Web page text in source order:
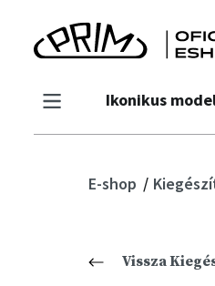
Ikonikus
E-shop
Vissza